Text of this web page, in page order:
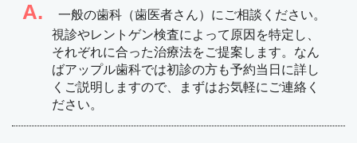
A.
一般の歯科（歯医者さん）にご相談ください。
視診やレントゲン検査によって原因を特定し、
それぞれに合った治療法をご提案します。なん
ばアップル歯科では初診の方も予約当日に詳し
くご説明しますので、まずはお気軽にご連絡く
ださい。